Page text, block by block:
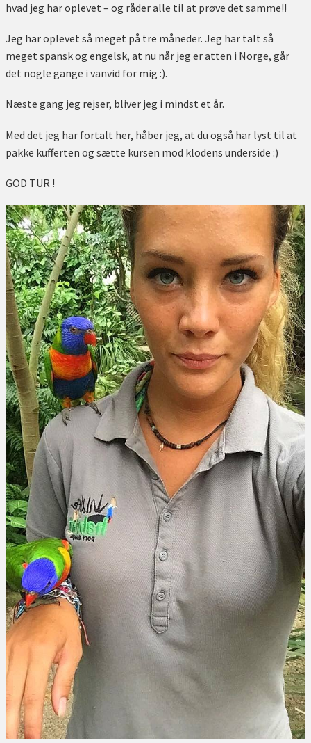
hvad jeg har oplevet – og råder alle til at prøve det samme!!
Jeg har oplevet så meget på tre måneder. Jeg har talt så
meget spansk og engelsk, at nu når jeg er atten i Norge, går
det nogle gange i vanvid for mig :).
Næste gang jeg rejser, bliver jeg i mindst et år.
Med det jeg har fortalt her, håber jeg, at du også har lyst til at
pakke kufferten og sætte kursen mod klodens underside :)
GOD TUR !